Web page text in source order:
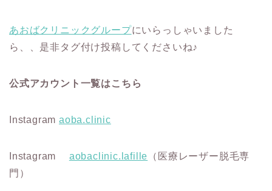
あおばクリニックグループにいらっしゃいました
ら、、是非タグ付け投稿してくださいね♪
公式アカウント一覧はこちら
Instagram aoba.clinic
Instagram aobaclinic.lafille （医療レーザー脱毛専
門）